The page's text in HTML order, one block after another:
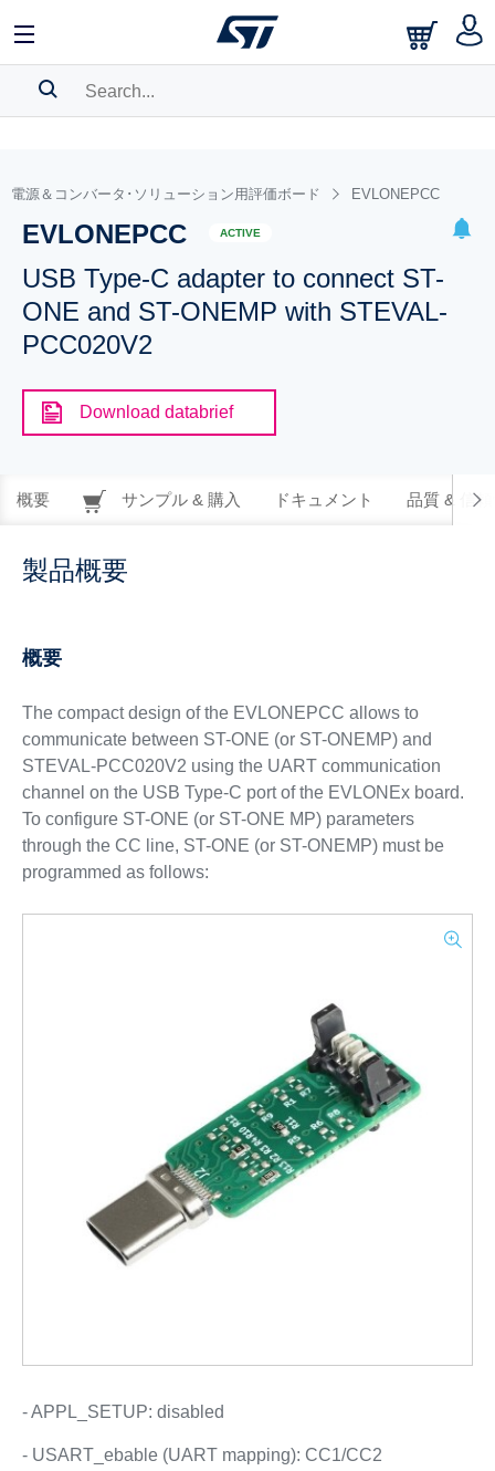
BOOKMARK
Pleaselog into show your saved searches.
電源＆コンバータ･ソリューション用評価ボード EVLONEPCC
EVLONEPCC ACTIVE
USB Type-C adapter to connect ST-
ONE and ST-ONEMP with STEVAL-
PCC020V2
Download databrief
概要 サンプル & 購入 ドキュメント 品質 & 信
製品概要
概要
The compact design of the EVLONEPCC allows to
communicate between ST-ONE (or ST-ONEMP) and
STEVAL-PCC020V2 using the UART communication
channel on the USB Type-C port of the EVLONEx board.
To configure ST-ONE (or ST-ONE MP) parameters
through the CC line, ST-ONE (or ST-ONEMP) must be
programmed as follows:
- APPL_SETUP: disabled
- USART_ebable (UART mapping): CC1/CC2